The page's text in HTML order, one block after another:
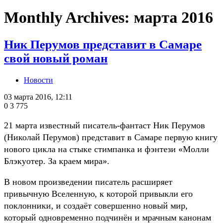
Monthly Archives: марта 2016
Ник Перумов представит в Самаре
свой новый роман
Новости
03 марта 2016, 12:11
0 3 775
21 марта известный писатель-фантаст Ник Перумов
(Николай Перумов) представит в Самаре первую книгу
нового цикла на стыке стимпанка и фэнтези «Молли
Блэкуотер. За краем мира».
В новом произведении писатель расширяет
привычную Вселенную, к которой привыкли его
поклонники, и создаёт совершенно новый мир,
который одновременно подчинён и мрачным канонам